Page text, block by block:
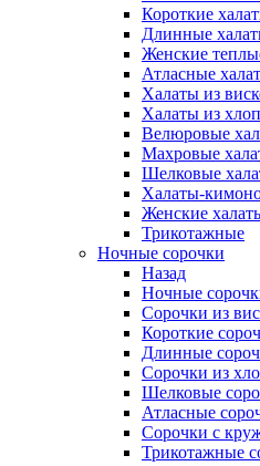
Короткие
Длинные
Женские
Атласные
Халаты из
Халаты из
Велюровые
Махровые
Шелковые
Халаты-
Женские
Трикотажные
Ночные сорочки
Назад
Ночные
Сорочки из
Короткие
Длинные
Сорочки из
Шелковые
Атласные
Сорочки с
Трикотажные